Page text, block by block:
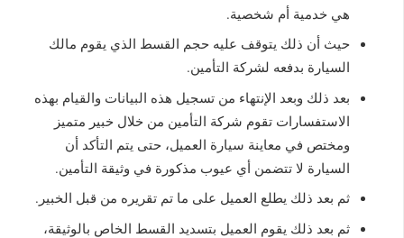
هي خدمية أم شخصية.
حيث أن ذلك يتوقف عليه حجم القسط الذي يقوم مالك
السيارة بدفعه لشركة التأمين.
بعد ذلك وبعد الإنتهاء من تسجيل هذه البيانات والقيام بهذه
الاستفسارات تقوم شركة التأمين من خلال خبير متميز
ومختص في معاينة سيارة العميل، حتى يتم التأكد أن
السيارة لا تتضمن أي عيوب مذكورة في وثيقة التأمين.
ثم بعد ذلك يطلع العميل على ما تم تقريره من قبل الخبير.
ثم بعد ذلك يقوم العميل بتسديد القسط الخاص بالوثيقة،